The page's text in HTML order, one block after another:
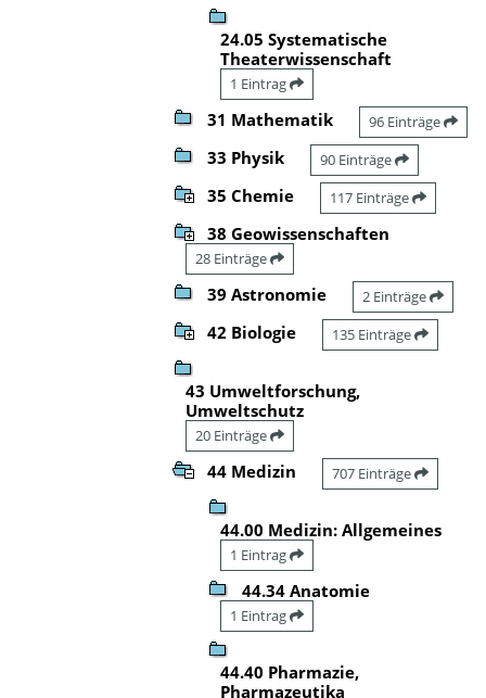
24.05 Systematische
Theaterwissenschaft
1 Eintrag
31 Mathematik 96 Einträge
33 Physik 90 Einträge
35 Chemie 117 Einträge
38 Geowissenschaften
28 Einträge
39 Astronomie 2 Einträge
42 Biologie 135 Einträge
43 Umweltforschung,
Umweltschutz
20 Einträge
44 Medizin 707 Einträge
44.00 Medizin: Allgemeines
1 Eintrag
44.34 Anatomie
1 Eintrag
44.40 Pharmazie,
Pharmazeutika